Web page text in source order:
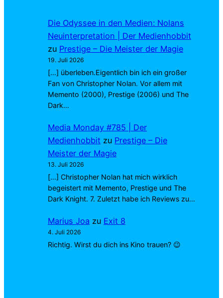
Die Odyssee in den Medien: Nolans
Neuinterpretation | Der Medienhobbit
zu Prestige – Die Meister der Magie
19. Juli 2026
[…] überleben.Eigentlich bin ich ein großer
Fan von Christopher Nolan. Vor allem mit
Memento (2000), Prestige (2006) und The
Dark…
Media Monday #785 | Der
Medienhobbit zu Prestige – Die
Meister der Magie
13. Juli 2026
[…] Christopher Nolan hat mich wirklich
begeistert mit Memento, Prestige und The
Dark Knight. 7. Zuletzt habe ich Reviews zu…
Marius Joa zu Exit 8
4. Juli 2026
Richtig. Wirst du dich ins Kino trauen? 😉